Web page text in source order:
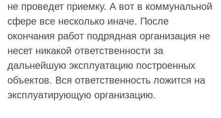
не проведет приемку. А вот в коммунальной
сфере все несколько иначе. После
окончания работ подрядная организация не
несет никакой ответственности за
дальнейшую эксплуатацию построенных
объектов. Вся ответственность ложится на
эксплуатирующую организацию.